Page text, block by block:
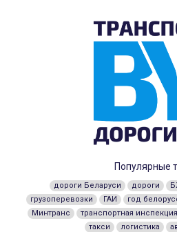
Популярные
дороги Беларуси дороги
грузоперевозки
ГАИ год
Минтранс
транспортная инспекция
такси
логистика